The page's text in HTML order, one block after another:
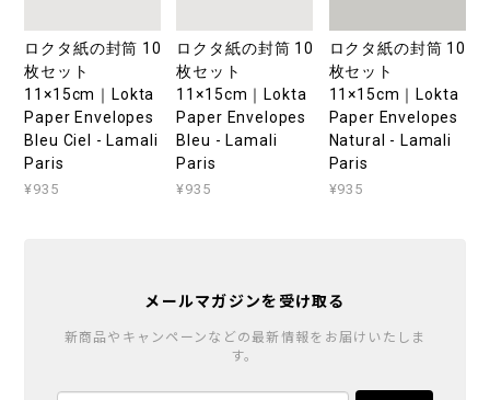
ロクタ紙の封筒 10
枚セット
11×15cm｜Lokta
Paper Envelopes
Bleu Ciel - Lamali
Paris
¥935
ロクタ紙の封筒 10
枚セット
11×15cm｜Lokta
Paper Envelopes
Bleu - Lamali
Paris
¥935
ロクタ紙の封筒 10
枚セット
11×15cm｜Lokta
Paper Envelopes
Natural - Lamali
Paris
¥935
メールマガジンを受け取る
新商品やキャンペーンなどの最新情報をお届けいたしま
す。